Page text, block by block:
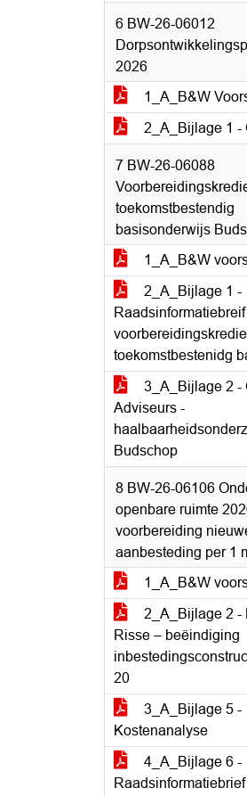
6 BW-26-06012
2026
1_A_B&W
2_A_Bijlage 1 -
7 BW-26-06088
toekomstbestendig
basisonderwijs
1_A_B&W
2_A_Bijlage 1 -
Raadsinformatiebreif
toekomstbestenidg
3_A_Bijlage 2 -
Adviseurs -
Budschop
8 BW-26-06106
openbare ruimte
voorbereiding
aanbesteding per 1
1_A_B&W
2_A_Bijlage 2 -
Risse – beëindiging
20
3_A_Bijlage 5 -
Kostenanalyse
4_A_Bijlage 6 -
Raadsinformatiebrief